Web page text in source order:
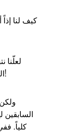
كيف لنا
لعلّنا
الماضية: لا تتورّطوا في الانقلابات! الانقلابات سيئة!
السابقين
كلياً.